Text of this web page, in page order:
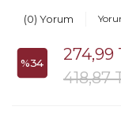
(0) Yorum
%34
274,99
418,87